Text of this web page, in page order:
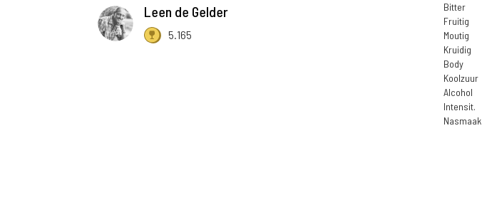
Leen de Gelder
5.165
Bitter
Fruitig
Moutig
Kruidig
Body
Koolzuur
Alcohol
Intensit.
Nasmaak